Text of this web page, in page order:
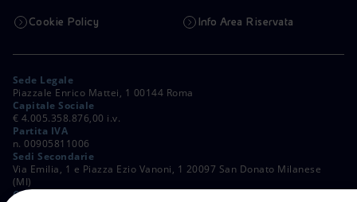
Cookie Policy Info Area Riservata
Sede Legale
Piazzale Enrico Mattei, 1 00144 Roma
Capitale Sociale
€ 4.005.358.876,00 i.v.
Partita IVA
n. 00905811006
Sedi Secondarie
Via Emilia, 1 e Piazza Ezio Vanoni, 1 20097 San Donato Milanese
(MI)
C. Fiscale e Registro Imprese di Roma